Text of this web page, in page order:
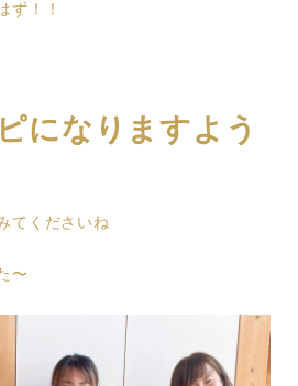
ず！！
になりますよう
てくださいね
〜